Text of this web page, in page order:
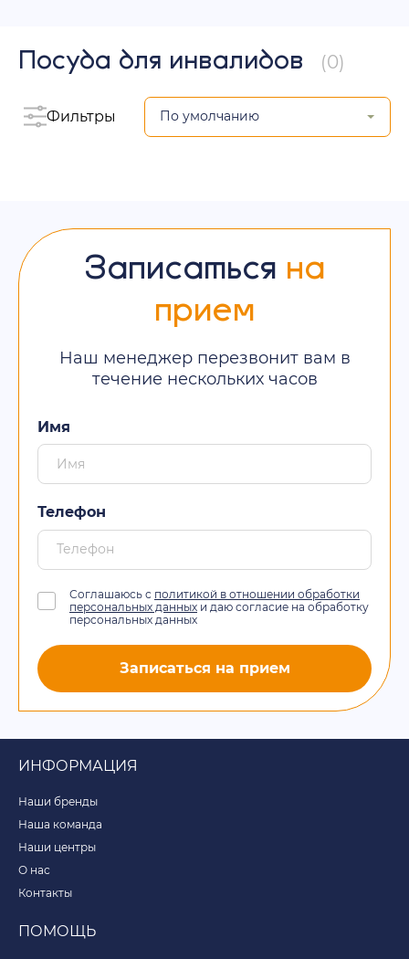
Посуда для инвалидов (0)
Фильтры
Записаться на
прием
Наш менеджер перезвонит вам в
течение нескольких часов
Имя
Телефон
Соглашаюсь с политикой в отношении обработки
персональных данных и даю согласие на обработку
персональных данных
Записаться на прием
ИНФОРМАЦИЯ
Наши бренды
Наша команда
Наши центры
О нас
Контакты
ПОМОЩЬ